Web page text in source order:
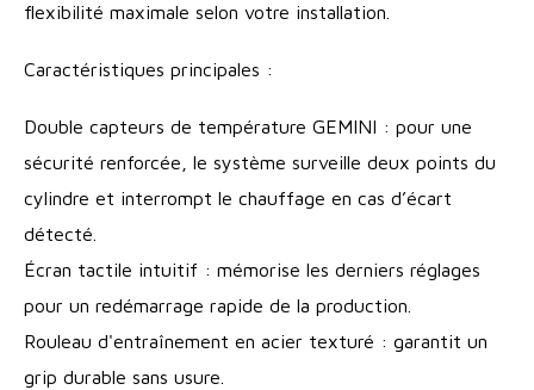
flexibilité maximale selon votre installation.
Caractéristiques principales :
Double capteurs de température GEMINI : pour une
sécurité renforcée, le système surveille deux points du
cylindre et interrompt le chauffage en cas d’écart
détecté.
Écran tactile intuitif : mémorise les derniers réglages
pour un redémarrage rapide de la production.
Rouleau d'entraînement en acier texturé : garantit un
grip durable sans usure.